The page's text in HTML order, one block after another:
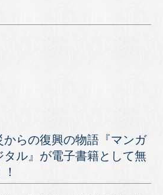
からの復興の物語『マンガ
タル』が電子書籍として無